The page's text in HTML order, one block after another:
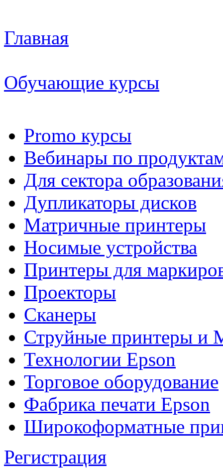
Главная
Обучающие курсы
Promo курсы
Вебинары по
Для сектора
Дупликаторы дисков
Матричные принтеры
Носимые устройства
Принтеры для
Проекторы
Сканеры
Струйные принтеры
Технологии Epson
Торговое оборудование
Фабрика печати Epson
Широкоформатные
Регистрация